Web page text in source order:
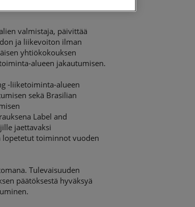
valmistaja, päivittää
ja liikevoiton ilman
yhtiökokouksen
alueen jakautumisen.
-liiketoiminta-alueen
sekä Brasilian
Label and
jaettavaksi
lopetetut toiminnot vuoden
Tulevaisuuden
päätöksestä hyväksyä